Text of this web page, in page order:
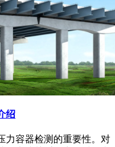
绍
力容器检测的重要性。对